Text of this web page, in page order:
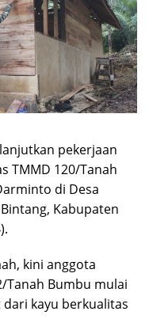
pekerjaan
TMMD 120/Tanah
di Desa
Kabupaten
kini anggota
Tanah Bumbu mulai
kayu berkualitas